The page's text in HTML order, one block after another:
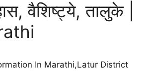
वैशिष्ट्ये, तालुके |
In Marathi,Latur District